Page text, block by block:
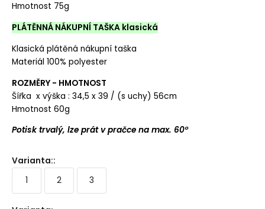
Hmotnost 75g
PLÁTĚNNÁ NÁKUPNÍ TAŠKA klasická
Klasická plátěná nákupní taška
Materiál 100% polyester
ROZMĚRY - HMOTNOST
Šířka x výška : 34,5 x 39 / (s uchy) 56cm
Hmotnost 60g
Potisk trvalý, lze prát v pračce na max. 60°
Varianta::
1
2 3